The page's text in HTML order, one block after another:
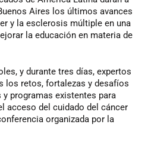
Aires los últimos avances
y la esclerosis múltiple en una
la educación en materia de
y durante tres días, expertos
los retos, fortalezas y desafíos
programas existentes para
acceso del cuidado del cáncer
organizada por la